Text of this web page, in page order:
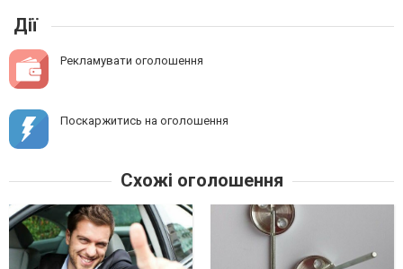
Дії
Рекламувати оголошення
Поскаржитись на оголошення
Схожі оголошення